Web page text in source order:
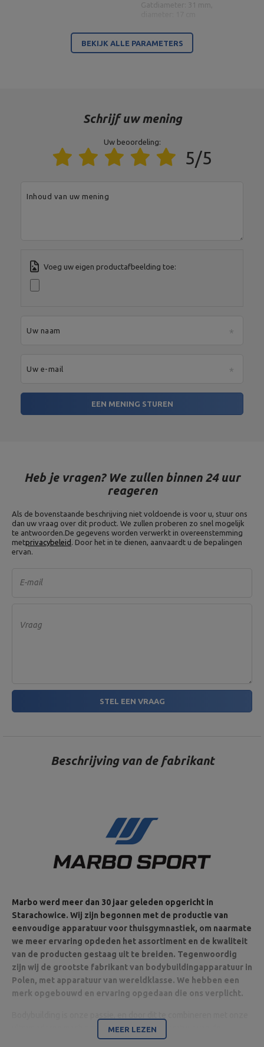
Gatdiameter: 31 mm,
Dikte: 21 mm,
Materiaal: gietijzer,
Type: gietijzeren halterschijf,
4 x 1,25 kg, 6 x 2,5 kg, 2 x 5 kg
Entiteit verantwoordelijk voor dit product in de EU
Land:
BEKIJK ALLE PARAMETERS
Schrijf uw mening
Uw beoordeling:
5/5
Inhoud van uw mening
Voeg uw eigen productafbeelding toe:
Uw naam
Uw e-mail
EEN MENING STUREN
Heb je vragen? We zullen binnen 24 uur
reageren
Als de bovenstaande beschrijving niet voldoende is voor u, stuur ons
dan uw vraag over dit product. We zullen proberen zo snel mogelijk
te antwoorden.De gegevens worden verwerkt in overeenstemming
metprivacybeleid . Door het in te dienen, aanvaardt u de bepalingen
ervan.
E-mail
Vraag
STEL EEN VRAAG
Beschrijving van de fabrikant
Marbo werd meer dan 30 jaar geleden opgericht in
Starachowice. Wij zijn begonnen met de productie van
eenvoudige apparatuur voor thuisgymnastiek, om naarmate
we meer ervaring opdeden het assortiment en de kwaliteit
van de producten gestaag uit te breiden. Tegenwoordig
zijn wij de grootste fabrikant van bodybuildingapparatuur in
Polen, met apparatuur van wereldklasse. We hebben een
merk opgebouwd en ervaring opgedaan die ons verplicht.
ultramoderne machines zijn wij in staat apparatuur van de
hoogste kwaliteit te leveren, gemaakt met aandacht voor detail
MEER LEZEN